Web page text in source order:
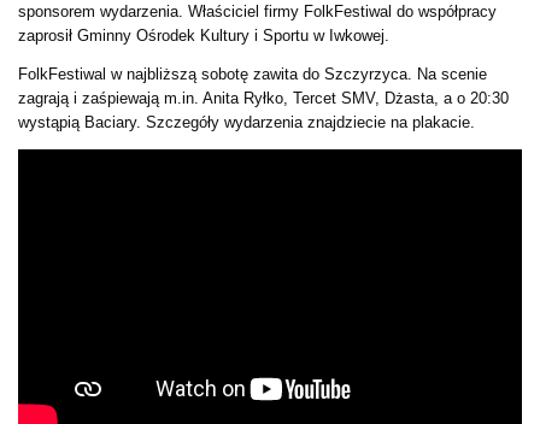
sponsorem wydarzenia. Właściciel firmy FolkFestiwal do współpracy
zaprosił Gminny Ośrodek Kultury i Sportu w Iwkowej.
FolkFestiwal w najbliższą sobotę zawita do Szczyrzyca. Na scenie
zagrają i zaśpiewają m.in. Anita Ryłko, Tercet SMV, Dżasta, a o 20:30
wystąpią Baciary. Szczegóły wydarzenia znajdziecie na plakacie.